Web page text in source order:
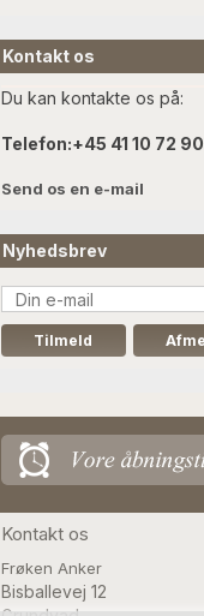
Kontakt os
Du kan kontakte os på:
Telefon:+45 41 10 72 90
Send os en e-mail
Nyhedsbrev
Kontakt os
Frøken Anker
Bisballevej 12